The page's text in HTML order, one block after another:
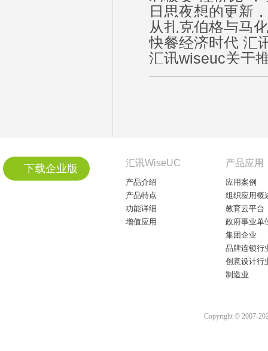
日思夜想的更新
从扎克伯格与马
快餐经济时代 汇
汇讯wiseuc关于
下载企业版 汇讯WiseUC
产品介绍
产品特点
功能详细
增值应用
产品应用
应用案例
组织应用概
教育云平台
政府事业单
集团企业
品牌连锁行
创意设计行
制造业
Copyright © 2007-